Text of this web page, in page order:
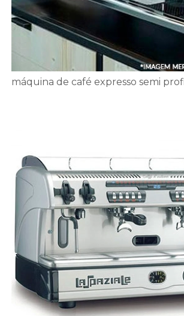
máquina de café expresso semi